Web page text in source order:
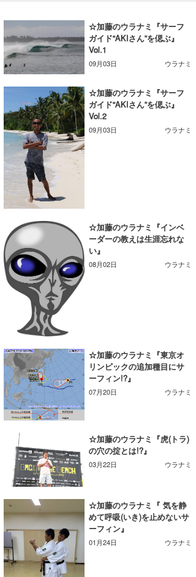
☆加藤のウラナミ『サーフ
ガイド“AKIさん”を偲ぶ』
Vol.1
09月03日 ウラナミ
☆加藤のウラナミ『サーフ
ガイド“AKIさん”を偲ぶ』
Vol.2
09月03日 ウラナミ
☆加藤のウラナミ『インベ
ーダーの教えは生涯忘れな
い』
08月02日 ウラナミ
☆加藤のウラナミ『東京オ
リンピックの追加種目にサ
ーフィン!?』
07月20日 ウラナミ
☆加藤のウラナミ『虎(トラ)
の穴の掟とは!?』
03月22日 ウラナミ
☆加藤のウラナミ『 気を静
めて呼吸(いき)を止めないサ
ーフィン』
01月24日 ウラナミ
Core Surf Japan
Naoya Kimoto
mitsuteru Kamio
Yasunari Inoue
Yoshiyuki Obata
arukasvision
DELTA FORCE SURF
CBA Films
メディア
SURFMEDIA
Colors MAGAZINE
WAVAL
波伝説アンバサダー/プロライダー
福島寿実子
中浦“JET”章
嵯峨明日香
進士剛光
田原啓江
NOBUFUKU
大野”MAR”修聖
喜納海人
波伝説スタッフ
☆加藤
+☆maki☆+
Aichan
chan-U
G◎Da
H
KID
KOBU
KY
MIN
mitz
S.K
Soulman
VAGY
waka☆=
YUKI☆
波伝説